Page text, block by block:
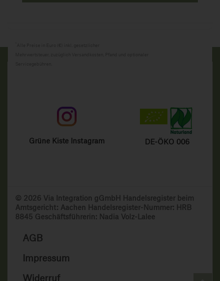
Grüne Kiste Instagram DE-ÖKO 006
© 2026 Via Integration gGmbH Handelsregister beim
Amtsgericht: Aachen Handelsregister-Nummer: HRB
8845 Geschäftsführerin: Nadia Volz-Lalee
AGB
Impressum
Widerruf